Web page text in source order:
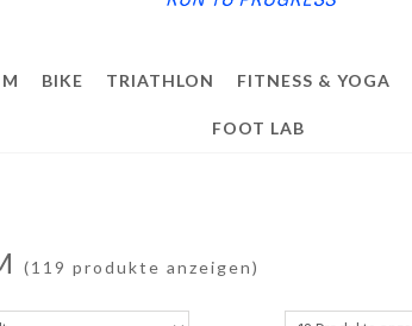
BIKE TRIATHLON FITNESS & YOGA
FOOT LAB
(119 produkte anzeigen)